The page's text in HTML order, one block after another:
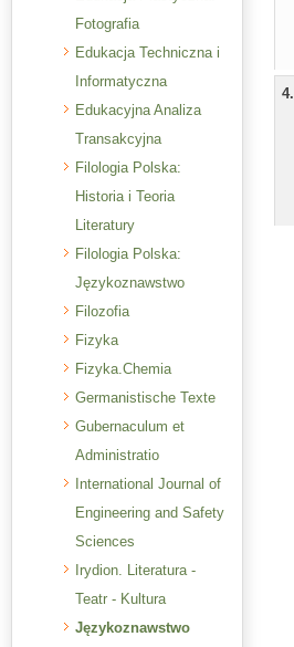
Fotografia
Edukacja Techniczna i
Informatyczna
Edukacyjna Analiza
Transakcyjna
Filologia Polska:
Historia i Teoria
Literatury
Filologia Polska:
Językoznawstwo
Filozofia
Fizyka
Fizyka.Chemia
Germanistische Texte
Gubernaculum et
Administratio
International Journal of
Engineering and Safety
Sciences
Irydion. Literatura -
Teatr - Kultura
Językoznawstwo
4.